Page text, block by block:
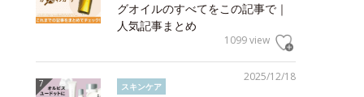
グオイルのすべてをこの記事で｜
人気記事まとめ
1099 view
2025/12/18
スキンケア